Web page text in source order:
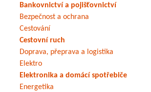
Bankovnictví a pojišťovnictví
Bezpečnost a ochrana
Cestování
Cestovní ruch
Doprava, přeprava a logistika
Elektro
Elektronika a domácí spotřebiče
Energetika